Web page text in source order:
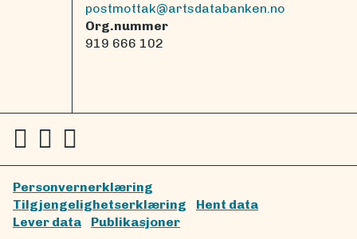
postmottak@artsdatabanken.no
Org.nummer
919 666 102
Personvernerklæring
Tilgjengelighetserklæring
Hent data
Lever data
Publikasjoner